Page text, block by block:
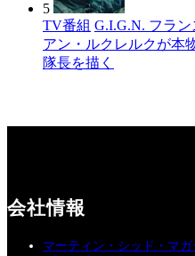
5
TV番組 G.I.G.N. フラ
アン・ルクレルクが本
隊長を描く
会社情報
マーティン・シッド・マ